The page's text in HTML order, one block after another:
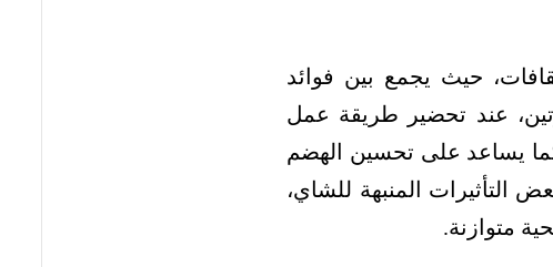
حيث يجمع بين فوائد
عند تحضير طريقة عمل
يساعد على تحسين الهضم
التأثيرات المنبهة للشاي،
متوازنة.